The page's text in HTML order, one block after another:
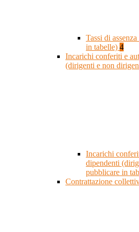
Tassi di
in tabelle) 4
Incarichi conferiti e
(dirigenti e non
Incarichi
dipendenti
pubblicare in
Contrattazione